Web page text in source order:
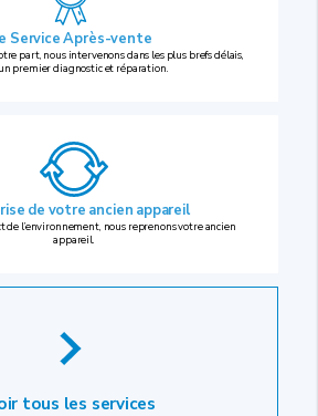
Service Après-vente
part, nous intervenons dans les plus brefs délais,
premier diagnostic et réparation.
de votre ancien appareil
de l’environnement, nous reprenons votre ancien
appareil.
tous les services